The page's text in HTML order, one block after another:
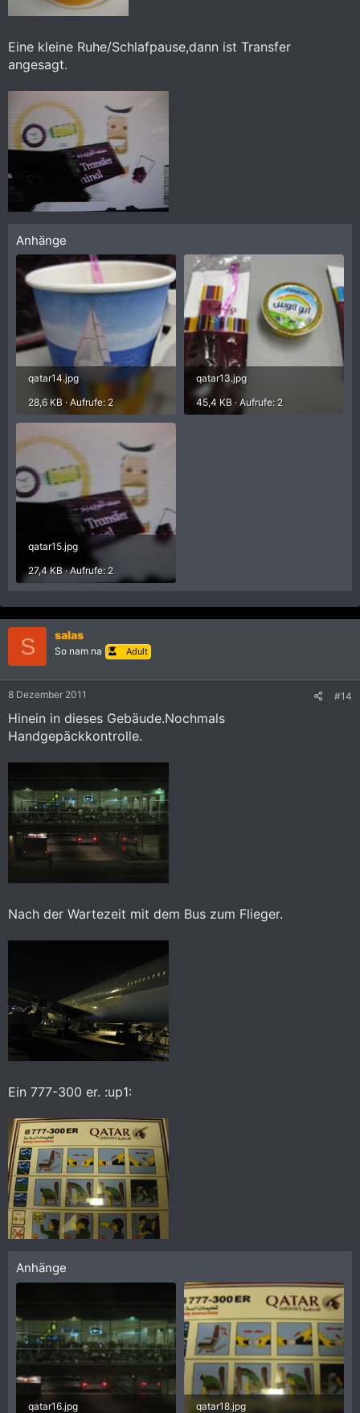
Eine kleine Ruhe/Schlafpause,dann ist Transfer
angesagt.
Anhänge
qatar14.jpg
28,6 KB · Aufrufe: 2
qatar13.jpg
45,4 KB · Aufrufe: 2
qatar15.jpg
27,4 KB · Aufrufe: 2
S salas
So nam na Adult
8 Dezember 2011 #14
Hinein in dieses Gebäude.Nochmals
Handgepäckkontrolle.
Nach der Wartezeit mit dem Bus zum Flieger.
Ein 777-300 er. :up1:
Anhänge
qatar16.jpg qatar18.jpg